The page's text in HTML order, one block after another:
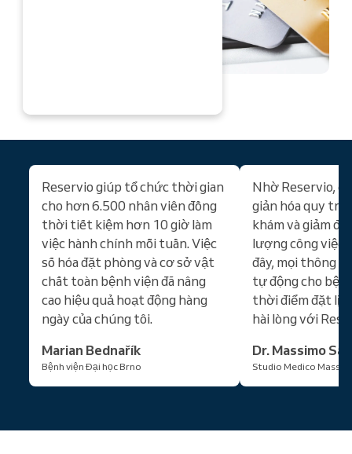
Reservio giúp tổ chức thời gian
cho hơn 6.500 nhân viên đồng
thời tiết kiệm hơn 10 giờ làm
việc hành chính mỗi tuần. Việc
số hóa đặt phòng và cơ sở vật
chất toàn bệnh viện đã nâng
cao hiệu quả hoạt động hàng
ngày của chúng tôi.
Marian Bednařík
Bệnh viện Đại học Brno
Nhờ Reservio,
giản hóa quy
khám và giảm
lượng công việc
đây, mọi thông
tự động cho
thời điểm đặt
hài lòng với
Dr. Massimo
Studio Medico